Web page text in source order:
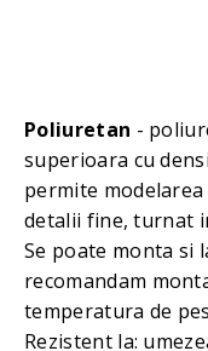
Poliuretan -
superioara cu
permite
detalii fine, turnat
Se poate monta si
recomandam
temperatura de
Rezistent la: